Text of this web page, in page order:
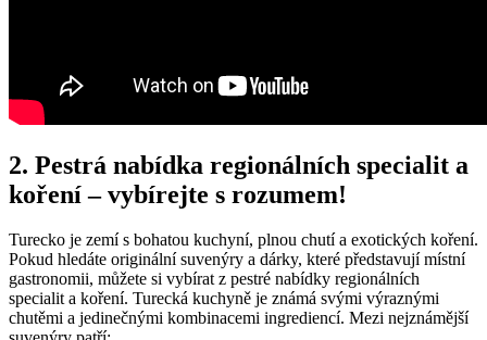
2. Pestrá nabídka regionálních specialit a
koření –‌ vybírejte s⁢ rozumem!
Turecko je zemí s bohatou ⁢kuchyní, plnou chutí a exotických koření.
⁣Pokud hledáte originální suvenýry a dárky, které představují⁣ místní
gastronomii, můžete si vybírat ‍z pestré nabídky regionálních
specialit a koření. Turecká kuchyně je známá ‍svými výraznými
chutěmi a jedinečnými kombinacemi ingrediencí. Mezi nejznámější